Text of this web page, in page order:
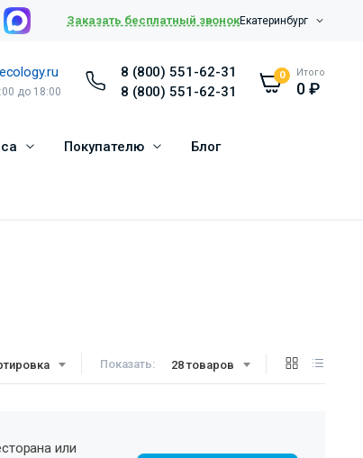
Заказать бесплатный звонокЕкатеринбург
до 18:00
8 (800) 551-62-31
8 (800) 551-62-31
0 Итого
0₽
Покупателю Блог
Показать: 28 товаров
или